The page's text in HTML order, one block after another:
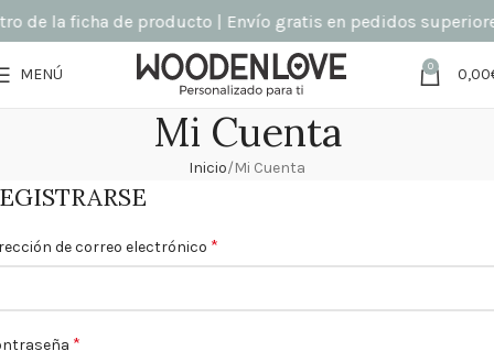
de la ficha de producto | Envío gratis en pedidos
MENÚ 0 0,00
Mi Cuenta
Inicio Mi Cuenta
de correo electrónico *
*